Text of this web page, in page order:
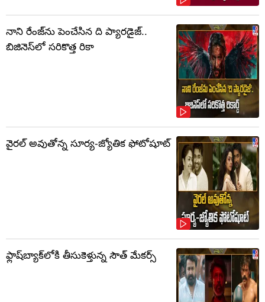
నాని రేంజ్‌ను పెంచేసిన ది ప్యారడైజ్..
బిజినెస్‌లో సరికొత్త రికా
వైరల్ అవుతోన్న సూర్య-జ్యోతిక ఫోటోషూట్
ఫ్లాష్‌బ్యాక్‌లోకి తీసుకెళ్తున్న సౌత్‌ మేకర్స్‌